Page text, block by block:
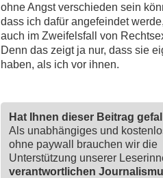
ohne Angst verschieden sein
dass ich dafür angefeindet
auch im Zweifelsfall von
Denn das zeigt ja nur, dass sie
haben, als ich vor ihnen.
Hat Ihnen dieser Beitrag
Als unabhängiges und
ohne paywall brauchen wir die
Unterstützung unserer
verantwortlichen